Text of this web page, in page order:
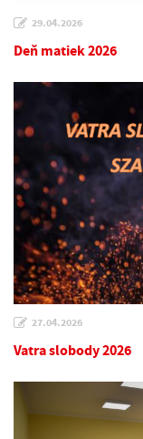
29.04.2026
Deň matiek 2026
27.04.2026
Vatra slobody 2026